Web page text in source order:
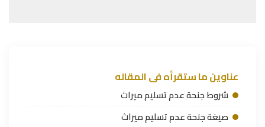
عناوين ما ستقرأه فى المقاله
شروط جنحة عدم تسليم ميراث
صيغة جنحة عدم تسليم ميراث